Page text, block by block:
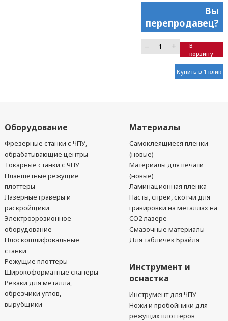
Вы
перепродавец?
– +
В
корзину
Купить в 1 клик
Оборудование
Фрезерные станки с ЧПУ,
обрабатывающие центры
Токарные станки с ЧПУ
Планшетные режущие
плоттеры
Лазерные гравёры и
раскройщики
Электроэрозионное
оборудование
Плоскошлифовальные
станки
Режущие плоттеры
Широкоформатные сканеры
Резаки для металла,
обрезчики углов,
вырубщики
Материалы
Самоклеящиеся пленки
(новые)
Материалы для печати
(новые)
Ламинационная пленка
Пасты, спреи, скотчи для
гравировки на металлах на
CO2 лазере
Смазочные материалы
Для табличек Брайля
Инструмент и
оснастка
Инструмент для ЧПУ
Ножи и пробойники для
режущих плоттеров